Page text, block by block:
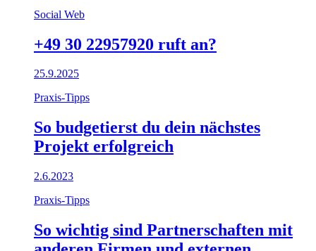
Social Web
+49 30 22957920 ruft an?
25.9.2025
Praxis-Tipps
So budgetierst du dein nächstes
Projekt erfolgreich
2.6.2023
Praxis-Tipps
So wichtig sind Partnerschaften mit